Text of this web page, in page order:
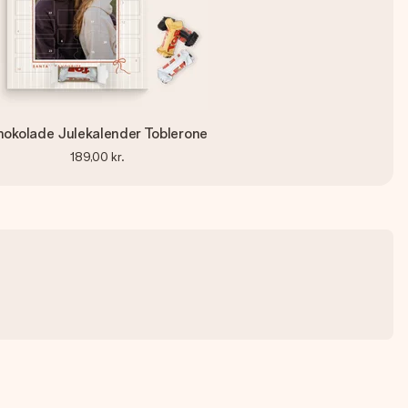
Julekalender Toblerone
189,00 kr.